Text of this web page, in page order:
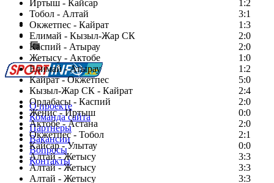
Иртыш - Кайсар
1:2
Тобол - Алтай
3:1
Окжетпес - Кайрат
1:3
Елимай - Кызыл-Жар СК
2:0
Каспий - Атырау
2:0
Жетысу - Актобе
1:0
Елимай - Атырау
1:2
Кайрат - Окжетпес
5:0
Кызыл-Жар СК - Кайрат
2:4
Ордабасы - Каспий
2:0
Женис - Иртыш
0:0
Актобе - Астана
2:0
Окжетпес - Тобол
2:1
Кайсар - Улытау
0:0
Алтай - Жетысу
3:3
Алтай - Жетысу
3:3
Алтай - Жетысу
3:3
Есть идея?
Сообщить о мероприятии
Перейти на старый сайт
О проекте
Команда сайта
Партнеры
Вакансии
Вопросы
Контакты